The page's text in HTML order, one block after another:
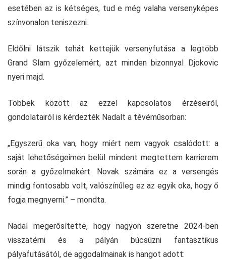
esetében az is kétséges, tud e még valaha versenyképes
színvonalon teniszezni.
Eldőlni látszik tehát kettejük versenyfutása a legtöbb
Grand Slam győzelemért, azt minden bizonnyal Djokovic
nyeri majd.
Többek között az ezzel kapcsolatos érzéseiről,
gondolatairól is kérdezték Nadalt a tévéműsorban:
„Egyszerű oka van, hogy miért nem vagyok csalódott: a
saját lehetőségeimen belül mindent megtettem karrierem
során a győzelmekért. Novak számára ez a versengés
mindig fontosabb volt, valószínűleg ez az egyik oka, hogy ő
fogja megnyerni.” – mondta.
Nadal megerősítette, hogy nagyon szeretne 2024-ben
visszatérni és a pályán búcsúzni fantasztikus
pályafutásától, de aggodalmainak is hangot adott: